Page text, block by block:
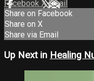
Facebook XEmail
Share on Facebook
Share on X
Share via Email
Up Next in Healing